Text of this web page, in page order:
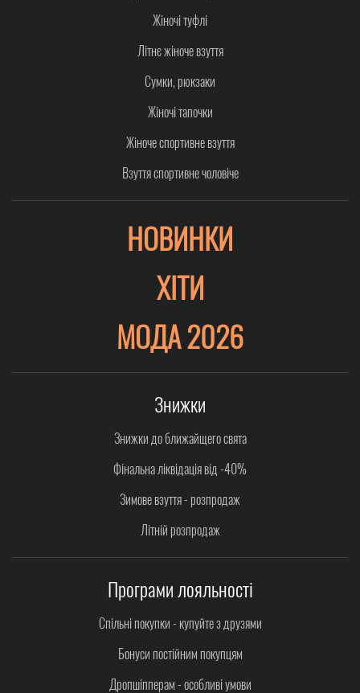
Жіночі туфлі
Літнє жіноче взуття
Сумки, рюкзаки
Жіночі тапочки
Жіноче спортивне взуття
Взуття спортивне чоловіче
НОВИНКИ
ХІТИ
МОДА 2026
Знижки
Знижки до ближайщего свята
Фінальна ліквідація від -40%
Зимове взуття - розпродаж
Літній розпродаж
Програми лояльності
Спільні покупки - купуйте з друзями
Бонуси постійним покупцям
Дропшіпперам - особливі умови